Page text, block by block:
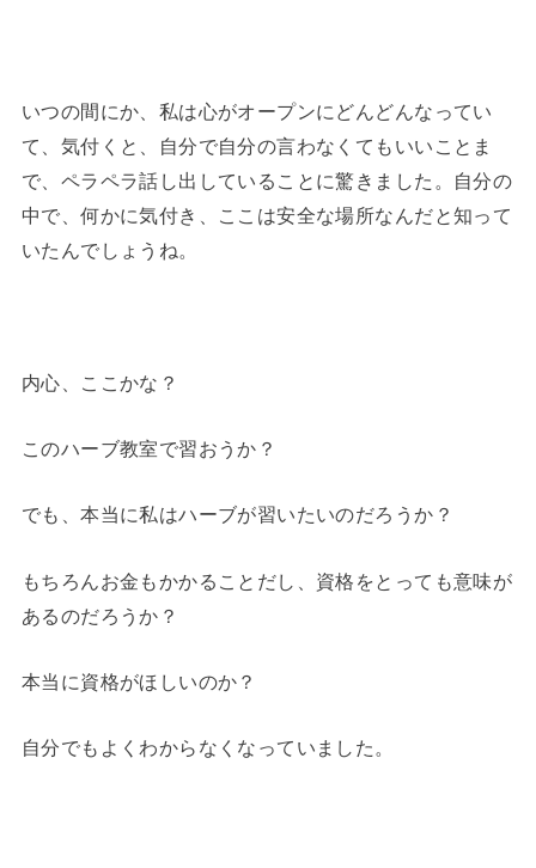
いつの間にか、私は心がオープンにどんどんなってい
て、気付くと、自分で自分の言わなくてもいいことま
で、ペラペラ話し出していることに驚きました。自分の
中で、何かに気付き、ここは安全な場所なんだと知って
いたんでしょうね。
内心、ここかな？
このハーブ教室で習おうか？
でも、本当に私はハーブが習いたいのだろうか？
もちろんお金もかかることだし、資格をとっても意味が
あるのだろうか？
本当に資格がほしいのか？
自分でもよくわからなくなっていました。